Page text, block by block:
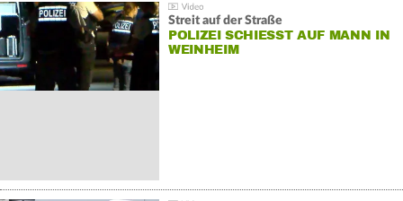
Streit auf der Straße
POLIZEI SCHIESST AUF MANN IN W
EINHEIM